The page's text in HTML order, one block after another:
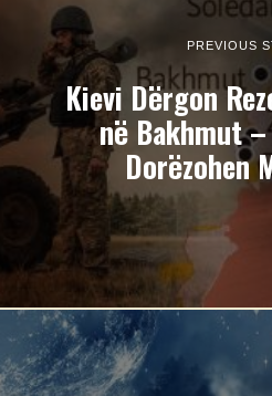
PREVIOUS
Kievi Dërgon
në Bakhmut
Dorëzohen